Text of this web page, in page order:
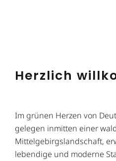
Herzlich
Im grünen Herzen von
gelegen inmitten einer
Mittelgebirgslandschaft,
lebendige und moderne